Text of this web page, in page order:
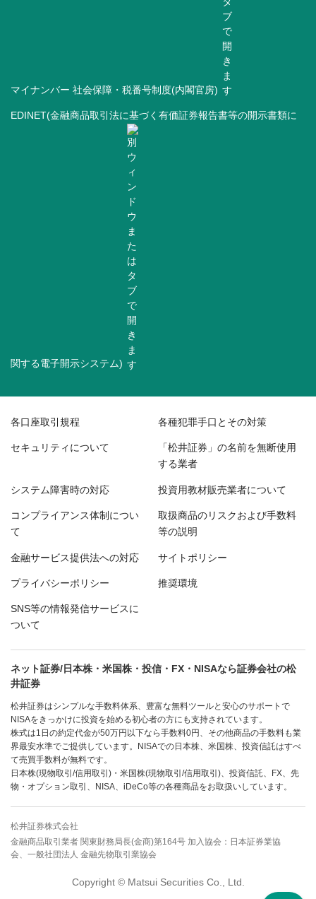
マイナンバー 社会保障・税番号制度(内閣官房)
EDINET(金融商品取引法に基づく有価証券報告書等の開示書類に
関する電子開示システム)
各口座取引規程 各種犯罪手口とその対策
セキュリティについて 「松井証券」の名前を無断使用
する業者
システム障害時の対応 投資用教材販売業者について
コンプライアンス体制につい
て
取扱商品のリスクおよび手数料
等の説明
金融サービス提供法への対応 サイトポリシー
プライバシーポリシー 推奨環境
SNS等の情報発信サービスに
ついて
ネット証券/日本株・米国株・投信・FX・NISAなら証券会社の松
井証券
松井証券はシンプルな手数料体系、豊富な無料ツールと安心のサポートで
NISAをきっかけに投資を始める初心者の方にも支持されています。
株式は1日の約定代金が50万円以下なら手数料0円、その他商品の手数料も業
界最安水準でご提供しています。NISAでの日本株、米国株、投資信託はすべ
て売買手数料が無料です。
日本株(現物取引/信用取引)・米国株(現物取引/信用取引)、投資信託、FX、先
物・オプション取引、NISA、iDeCo等の各種商品をお取扱いしています。
松井証券株式会社
金融商品取引業者 関東財務局長(金商)第164号 加入協会：日本証券業協
会、一般社団法人 金融先物取引業協会
Copyright © Matsui Securities Co., Ltd.